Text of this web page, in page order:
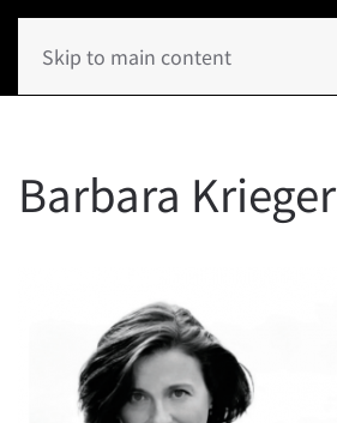
Skip to main content
Barbara Krieger